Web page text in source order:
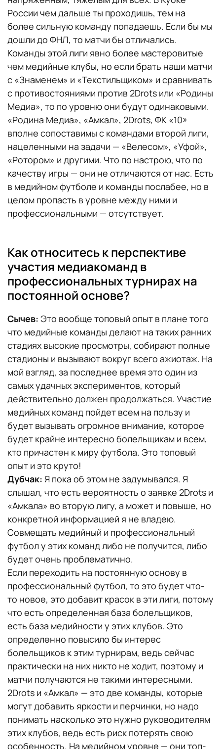
России чем дальше ты проходишь, тем на
более сильную команду попадаешь. Если бы мы
дошли до ФНЛ, то матчи бы отличались.
Команды этой лиги явно более мастеровитые
чем медийные клубы, но если брать наши матчи
с «Знаменем» и «Текстильщиком» и сравнивать
с противостояниями против 2Drots или «Родины
Медиа», то по уровню они будут одинаковыми.
«Родина Медиа», «Амкал», 2Drots, ФК «10»
вполне сопоставимы с командами второй лиги,
нацеленными на задачи — «Велесом», «Уфой»,
«Ротором» и другими. Что по настрою, что по
качеству игры — они не отличаются от нас. Есть
в медийном футболе и команды послабее, но в
целом пропасть в уровне между ними и
профессиональными — отсутствует.
Как относитесь к перспективе
участия медиакоманд в
профессиональных турнирах на
постоянной основе?
Сычев: Это вообще топовый опыт в плане того
что медийные команды делают на таких ранних
стадиях высокие просмотры, собирают полные
стадионы и вызывают вокруг всего ажиотаж. На
мой взгляд, за последнее время это один из
самых удачных экспериментов, который
действительно должен продолжаться. Участие
медийных команд пойдет всем на пользу и
будет вызывать огромное внимание, которое
будет крайне интересно болельщикам и всем,
кто причастен к миру футбола. Это топовый
опыт и это круто!
Дубчак: Я пока об этом не задумывался. Я
слышал, что есть вероятность о заявке 2Drots и
«Амкала» во вторую лигу, а может и повыше, но
конкретной информацией я не владею.
Совмещать медийный и профессиональный
футбол у этих команд либо не получится, либо
будет очень проблематично.
Если переходить на постоянную основу в
профессиональный футбол, то это будет что-
то новое, это добавит красок в эти лиги, потому
что есть определенная база болельщиков,
есть база медийности у этих клубов. Это
определенно повысило бы интерес
болельщиков к этим турнирам, ведь сейчас
практически на них никто не ходит, поэтому и
матчи получаются не такими интересными.
2Drots и «Амкал» — это две команды, которые
могут добавить яркости и перчинки, но надо
понимать насколько это нужно руководителям
этих клубов, ведь есть риск потерять свою
особенность. На медийном уровне — они топ-